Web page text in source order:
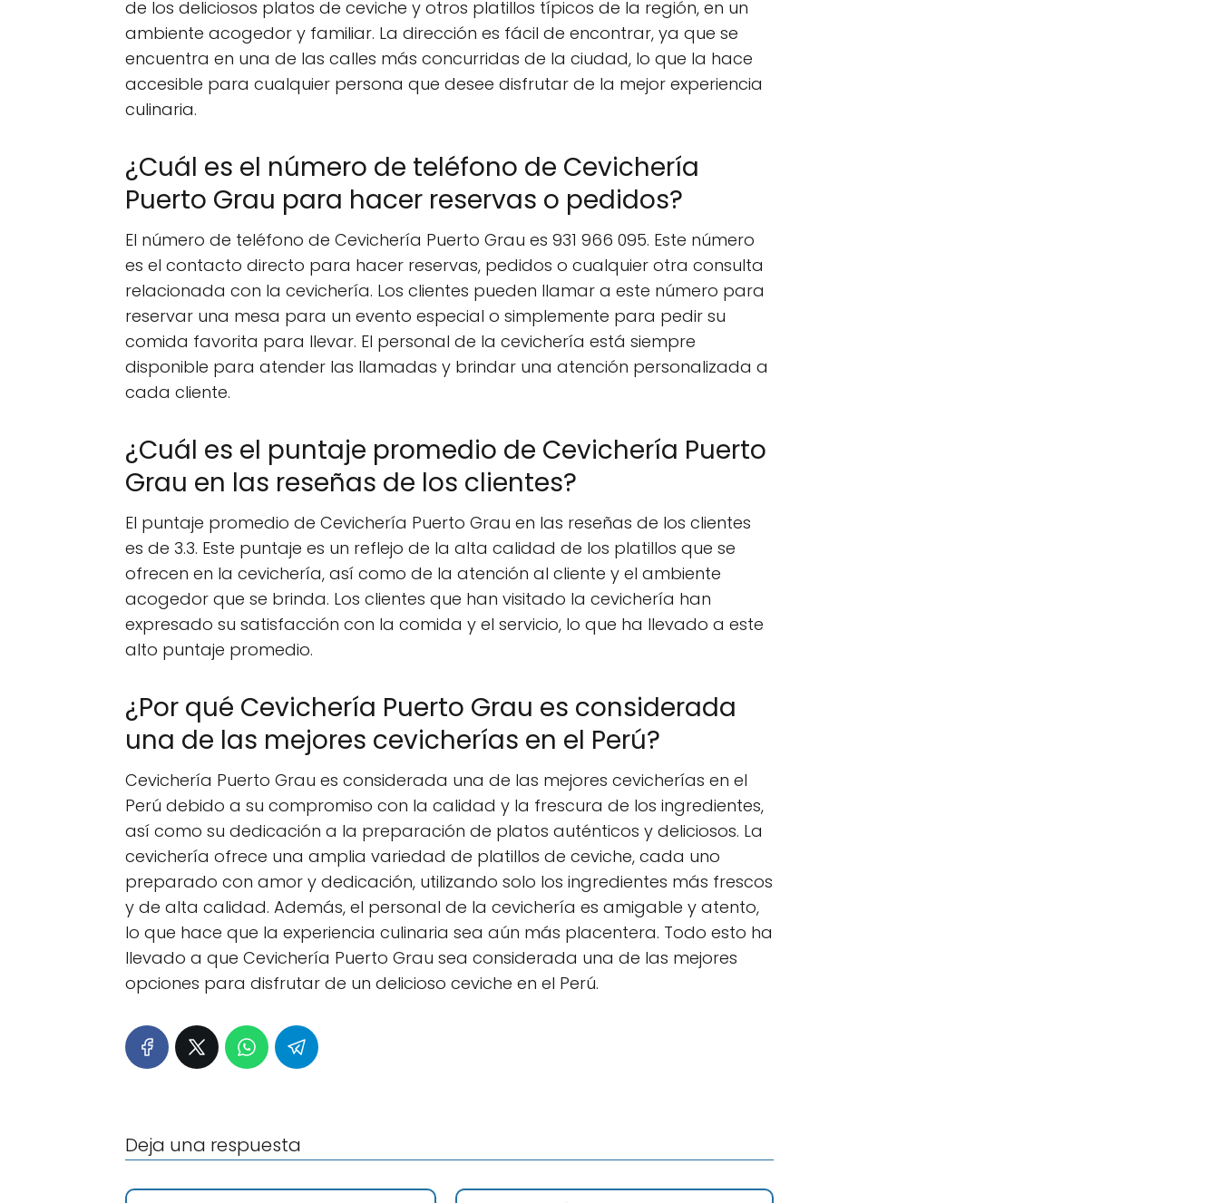
de los deliciosos platos de ceviche y otros platillos típicos de la región, en un
ambiente acogedor y familiar. La dirección es fácil de encontrar, ya que se
encuentra en una de las calles más concurridas de la ciudad, lo que la hace
accesible para cualquier persona que desee disfrutar de la mejor experiencia
culinaria.
¿Cuál es el número de teléfono de Cevichería
Puerto Grau para hacer reservas o pedidos?
El número de teléfono de Cevichería Puerto Grau es 931 966 095. Este número
es el contacto directo para hacer reservas, pedidos o cualquier otra consulta
relacionada con la cevichería. Los clientes pueden llamar a este número para
reservar una mesa para un evento especial o simplemente para pedir su
comida favorita para llevar. El personal de la cevichería está siempre
disponible para atender las llamadas y brindar una atención personalizada a
cada cliente.
¿Cuál es el puntaje promedio de Cevichería Puerto
Grau en las reseñas de los clientes?
El puntaje promedio de Cevichería Puerto Grau en las reseñas de los clientes
es de 3.3. Este puntaje es un reflejo de la alta calidad de los platillos que se
ofrecen en la cevichería, así como de la atención al cliente y el ambiente
acogedor que se brinda. Los clientes que han visitado la cevichería han
expresado su satisfacción con la comida y el servicio, lo que ha llevado a este
alto puntaje promedio.
¿Por qué Cevichería Puerto Grau es considerada
una de las mejores cevicherías en el Perú?
Cevichería Puerto Grau es considerada una de las mejores cevicherías en el
Perú debido a su compromiso con la calidad y la frescura de los ingredientes,
así como su dedicación a la preparación de platos auténticos y deliciosos. La
cevichería ofrece una amplia variedad de platillos de ceviche, cada uno
preparado con amor y dedicación, utilizando solo los ingredientes más frescos
y de alta calidad. Además, el personal de la cevichería es amigable y atento,
lo que hace que la experiencia culinaria sea aún más placentera. Todo esto ha
llevado a que Cevichería Puerto Grau sea considerada una de las mejores
opciones para disfrutar de un delicioso ceviche en el Perú.
Deja una respuesta